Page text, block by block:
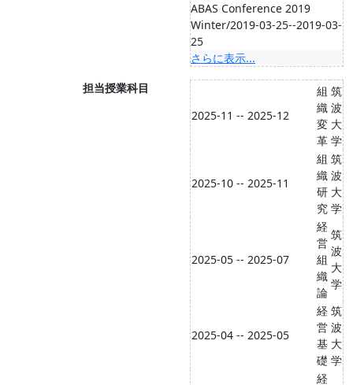
ABAS Conference 2019
Winter/2019-03-25--2019-03-
25
さらに表示...
担当授業科目
2025-11 -- 2025-12
組
織
変
革
筑
波
大
学
2025-10 -- 2025-11
組
織
研
究
筑
波
大
学
2025-05 -- 2025-07
経
営
組
織
論
筑
波
大
学
2025-04 -- 2025-05
経
営
基
礎
筑
波
大
学
経